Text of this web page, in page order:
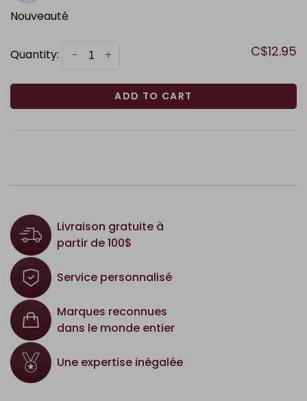
Nouveauté
Quantity: +
- C$12.95
ADD TO CART
Livraison gratuite à
partir de 100$
Service personnalisé
Marques reconnues
dans le monde entier
Une expertise inégalée